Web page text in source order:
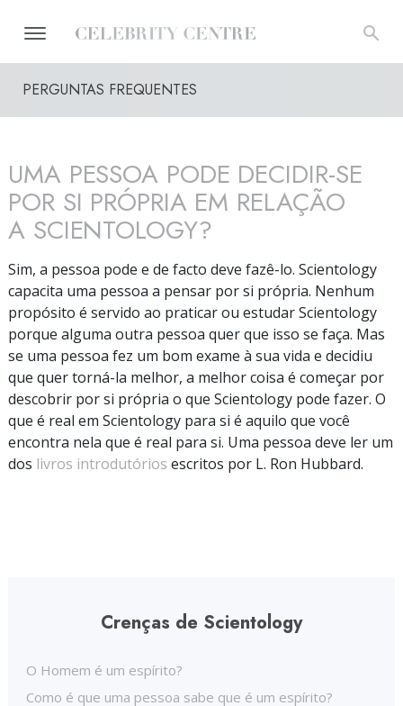
PERGUNTAS FREQUENTES
UMA PESSOA PODE DECIDIR-SE
POR SI PRÓPRIA EM RELAÇÃO
A SCIENTOLOGY?
Sim, a pessoa pode e de facto deve fazê-lo. Scientology
capacita uma pessoa a pensar por si própria. Nenhum
propósito é servido ao praticar ou estudar Scientology
porque alguma outra pessoa quer que isso se faça. Mas
se uma pessoa fez um bom exame à sua vida e decidiu
que quertorná-la melhor, a melhor coisa é começar por
descobrir por si própria o que Scientology pode fazer. O
que é real em Scientology para si é aquilo que você
encontra nela que é real para si. Uma pessoa deve ler um
dos livros introdutórios escritos por L. Ron Hubbard.
Crenças de Scientology
O Homem é um espírito?
Como é que uma pessoa sabe que é um espírito?